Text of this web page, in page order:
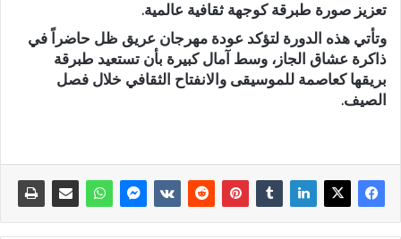
تعزيز صورة طبرقة كوجهة ثقافية عالمية.
وتأتي هذه الدورة لتؤكد عودة مهرجان عريق ظل حاضراً في
ذاكرة عشاق الجاز، وسط آمال كبيرة بأن تستعيد طبرقة
بريقها كعاصمة للموسيقى والانفتاح الثقافي خلال فصل
الصيف.